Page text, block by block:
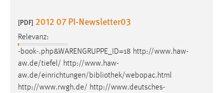
[PDF] 2012 07 PI-Newsletter03
Relevanz:
-book-.php&WARENGRUPPE_ID=18 http://www.haw-
aw.de/tiefel/ http://www.haw-
aw.de/einrichtungen/bibliothek/webopac.html
http://www.rwgh.de/ http://www.deutsches-
Cookie Laufzeit:
STATISTIK
Statistik Cookies erfassen Informationen anonym.